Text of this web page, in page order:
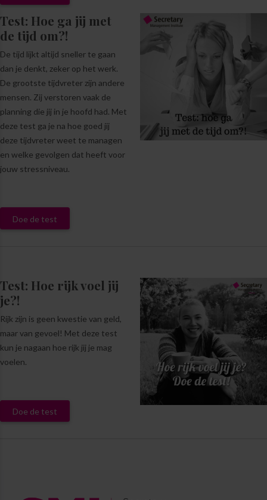
Test: Hoe ga jij met
de tijd om?!
De tijd lijkt altijd sneller te gaan
dan je denkt, zeker op het werk.
De grootste tijdvreter zijn andere
mensen. Zij verstoren vaak de
planning die jij in je hoofd had. Met
deze test ga je na hoe goed jij
deze tijdvreter weet te managen
en welke gevolgen dat heeft voor
jouw stressniveau.
Doe de test
Test: Hoe rijk voel jij
je?!
Rijk zijn is geen kwestie van geld,
maar van gevoel! Met deze test
kun je nagaan hoe rijk jij je mag
voelen.
Doe de test